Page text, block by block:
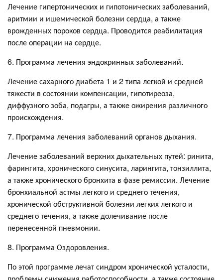
Лечение гипертонических и гипотонических заболеваний,
аритмии и ишемической болезни сердца, а также
врожденных пороков сердца. Проводится реабилитация
после операции на сердце.
6. Программа лечения эндокринных заболеваний.
Лечение сахарного диабета 1 и 2 типа легкой и средней
тяжести в состоянии компенсации, гипотиреоза,
диффузного зоба, подагры, а также ожирения различного
происхождения.
7. Программа лечения заболеваний органов дыхания.
Лечение заболеваний верхних дыхательных путей: ринита,
фарингита, хронического синусита, ларингита, тонзиллита,
а также хронического бронхита в фазе ремиссии. Лечение
бронхиальной астмы легкого и среднего течения,
хронической обструктивной болезни легких легкого и
среднего течения, а также долечивание после
перенесенной пневмонии.
8. Программа Оздоровления.
По этой программе лечат синдром хронической усталости,